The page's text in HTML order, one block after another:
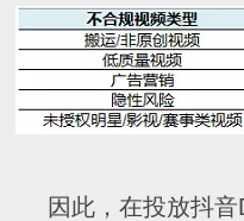
因此，在投放抖音